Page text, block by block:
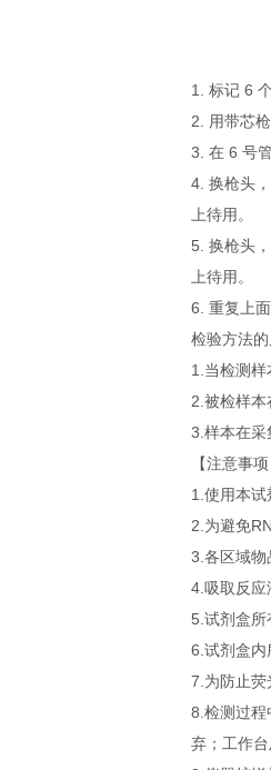
1. 标记 6
2. 用带芯
3. 在 6 号
4. 换枪头
上待用。
5. 换枪头
上待用。
6. 重复上
检验方法
1.当检测
2.被检样
3.样本在采
【注意事
1.使用本
2.为避免
3.各区域物
4.吸取反应
5.试剂盒所
6.试剂盒内
7.为防止荧
8.检测过程
弃；工作